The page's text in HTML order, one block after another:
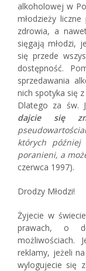
alkoholowej w
młodzieży
zdrowia, a
sięgają młodzi,
się przede
dostępność.
sprzedawania
nich spotyka się
Dlatego za św.
dajcie się
których później
poranieni, a
czerwca 1997).
Drodzy Młodzi!
Żyjecie w
prawach, o
możliwościach.
reklamy, jeżeli
wylogujecie się